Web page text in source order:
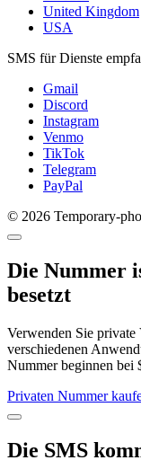
United Kingdom
USA
SMS für Dienste
Gmail
Discord
Instagram
Venmo
TikTok
Telegram
PayPal
© 2026 Temporary-
Die Nummer
besetzt
Verwenden Sie
verschiedenen
Nummer beginnen bei
Privaten Nummer
Die SMS